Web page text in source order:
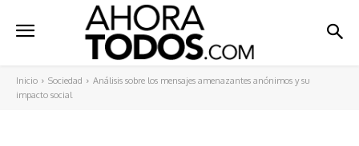
Inicio Sociedad
Análisis sobre los mensajes amenazantes anónimos y su
impacto social